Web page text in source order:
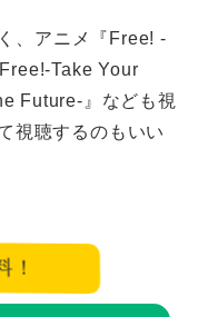
、アニメ『Free! -
Take Your
Future-』なども視
視聴するのもいい
！